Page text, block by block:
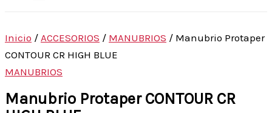
Inicio / ACCESORIOS / MANUBRIOS / Manubrio Protaper
CONTOUR CR HIGH BLUE
MANUBRIOS
Manubrio Protaper CONTOUR CR